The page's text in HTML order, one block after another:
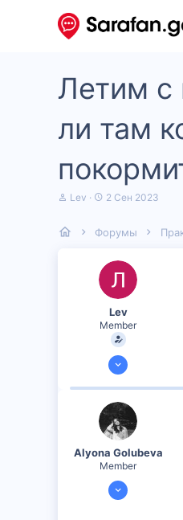
Летим с
ли там
А
о
Lev
Д
а
а
л
а
2 Сен 2023
Форумы
Lev
Member
2 Сен 2023
Alyona Golubeva
Member
11 Янв 2024